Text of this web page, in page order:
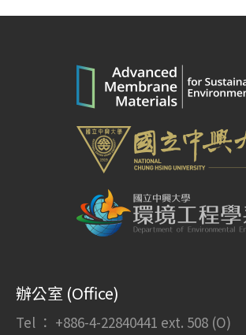
辦公室 (Office)
Tel ： +886-4-22840441 ext. 508 (O)